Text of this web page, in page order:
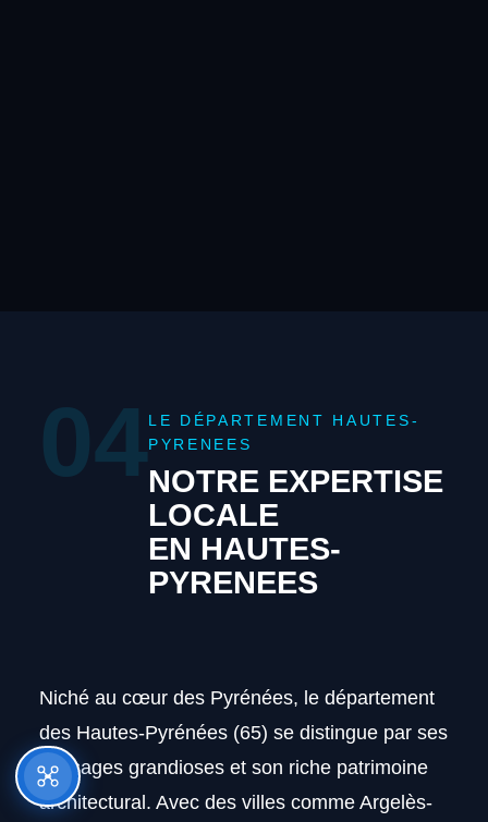
04 LE DÉPARTEMENT HAUTES-
PYRENEES
NOTRE EXPERTISE
LOCALE
EN HAUTES-
PYRENEES
Niché au cœur des Pyrénées, le département
des Hautes-Pyrénées (65) se distingue par ses
paysages grandioses et son riche patrimoine
architectural. Avec des villes comme Argelès-